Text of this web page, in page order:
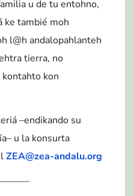
u de tu entohno,
ke tambié moh
l@h andalopahlanteh
tierra, no
kon
–endikando su
u la konsurta
ZEA@zea-andalu.org